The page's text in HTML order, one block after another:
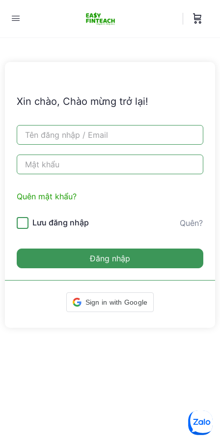
Xin chào, Chào mừng trở lại!
Quên mật khẩu?
Lưu đăng nhập Quên?
Đăng nhập
Sign in with Google